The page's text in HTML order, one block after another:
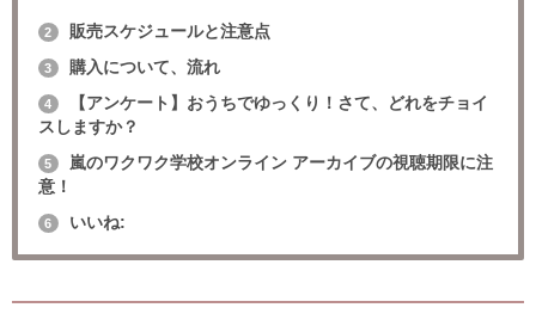
2 販売スケジュールと注意点
3 購入について、流れ
4
【アンケート】おうちでゆっくり！さて、どれをチョイ
スしますか？
5
嵐のワクワク学校オンライン アーカイブの視聴期限に注
意！
6 いいね: